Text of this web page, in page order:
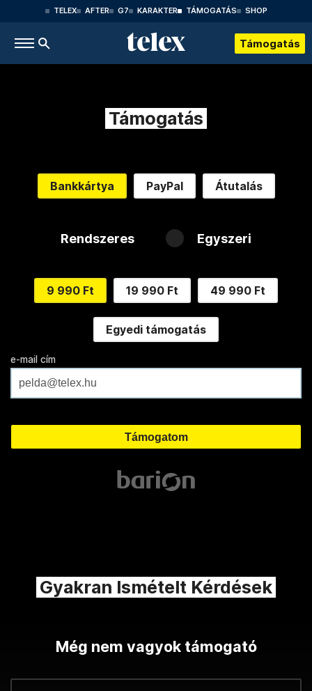
TELEX AFTER G7 KARAKTER TÁMOGATÁS SHOP
Támogatás
Támogatás
Bankkártya PayPal Átutalás
Rendszeres Egyszeri
9 990 Ft 19 990 Ft 49 990 Ft
Egyedi támogatás
e-mail cím
Gyakran Ismételt Kérdések
Még nem vagyok támogató